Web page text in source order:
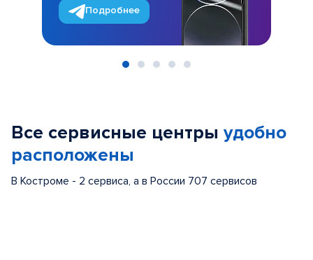
Подробнее
Все сервисные центры удобно
расположены
В Костроме - 2 сервиса, а в России 707 сервисов